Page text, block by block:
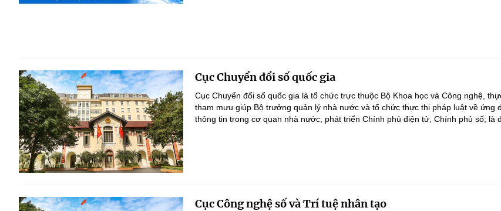
Cục Chuyển đổi số quốc gia
Cục Chuyển đổi số quốc gia là tổ chức trực thuộc Bộ Khoa học và Công nghệ,
tham mưu giúp Bộ trưởng quản lý nhà nước và tổ chức thực thi pháp luật về ứng
thông tin trong cơ quan nhà nước, phát triển Chính phủ điện tử, Chính phủ số; là
Cục Công nghệ số và Trí tuệ nhân tạo